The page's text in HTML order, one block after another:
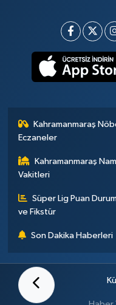
Kahramanmaraş
Eczaneler
Kahramanmaraş
Vakitleri
Süper Lig Puan
ve Fikstür
Son Dakika Haberleri